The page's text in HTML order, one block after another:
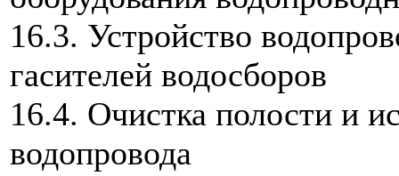
16.3. Устройство
гасителей водосборов
16.4. Очистка полости и
водопровода